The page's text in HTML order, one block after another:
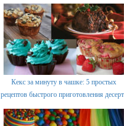
Кекс за минуту в чашке: 5 простых
рецептов быстрого приготовления